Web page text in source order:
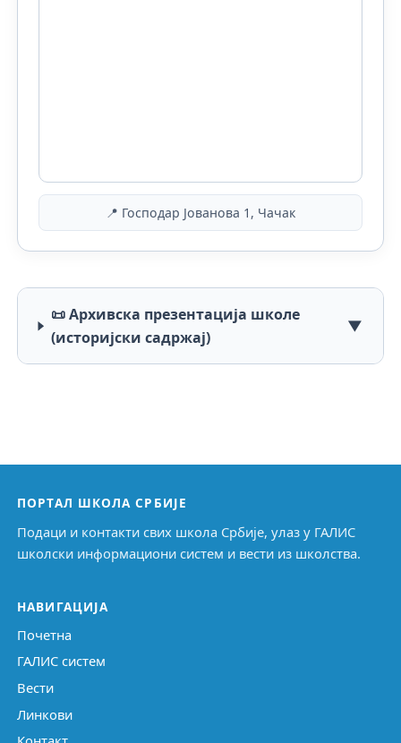
📍 Господар Јованова 1, Чачак
📜 Архивска презентација школе
(историјски садржај)
▼
ПОРТАЛ ШКОЛА СРБИЈЕ
Подаци и контакти свих школа Србије, улаз у ГАЛИС
школски информациони систем и вести из школства.
НАВИГАЦИЈА
Почетна
ГАЛИС систем
Вести
Линкови